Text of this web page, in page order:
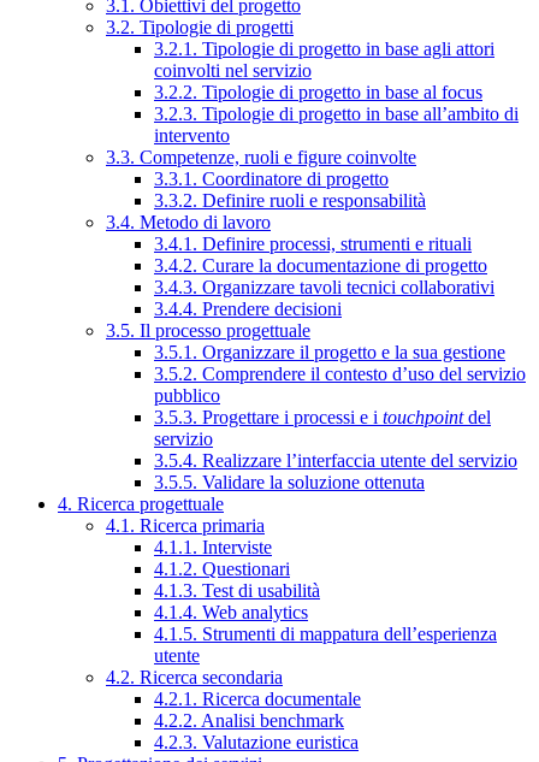
3.1. Obiettivi del progetto
3.2. Tipologie di progetti
3.2.1. Tipologie di progetto in base agli attori
coinvolti nel servizio
3.2.2. Tipologie di progetto in base al focus
3.2.3. Tipologie di progetto in base all’ambito di
intervento
3.3. Competenze, ruoli e figure coinvolte
3.3.1. Coordinatore di progetto
3.3.2. Definire ruoli e responsabilità
3.4. Metodo di lavoro
3.4.1. Definire processi, strumenti e rituali
3.4.2. Curare la documentazione di progetto
3.4.3. Organizzare tavoli tecnici collaborativi
3.4.4. Prendere decisioni
3.5. Il processo progettuale
3.5.1. Organizzare il progetto e la sua gestione
3.5.2. Comprendere il contesto d’uso del servizio
pubblico
3.5.3. Progettare i processi e i touchpointdel
servizio
3.5.4. Realizzare l’interfaccia utente del servizio
3.5.5. Validare la soluzione ottenuta
4. Ricerca progettuale
4.1. Ricerca primaria
4.1.1. Interviste
4.1.2. Questionari
4.1.3. Test di usabilità
4.1.4. Web analytics
4.1.5. Strumenti di mappatura dell’esperienza
utente
4.2. Ricerca secondaria
4.2.1. Ricerca documentale
4.2.2. Analisi benchmark
4.2.3. Valutazione euristica